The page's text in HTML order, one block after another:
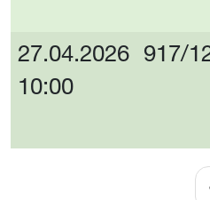
27.04.2026
10:00
917/